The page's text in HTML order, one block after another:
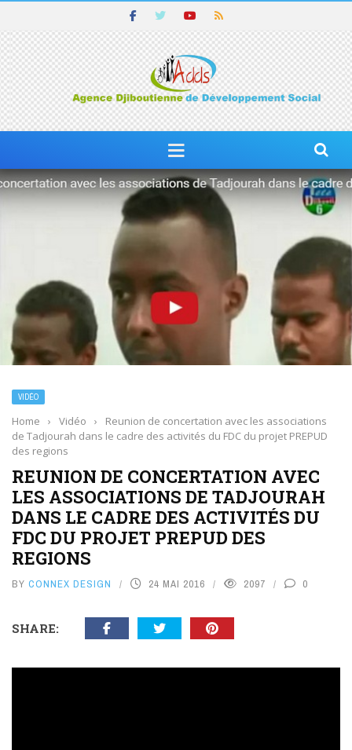
VIDÉO
Home › Vidéo ›
Reunion de concertation avec les associations
de Tadjourah dans le cadre des activités du FDC du projet PREPUD
des regions
REUNION DE CONCERTATION AVEC
LES ASSOCIATIONS DE TADJOURAH
DANS LE CADRE DES ACTIVITÉS DU
FDC DU PROJET PREPUD DES
REGIONS
BY CONNEX DESIGN 24 MAI 2016 2097 0
SHARE: